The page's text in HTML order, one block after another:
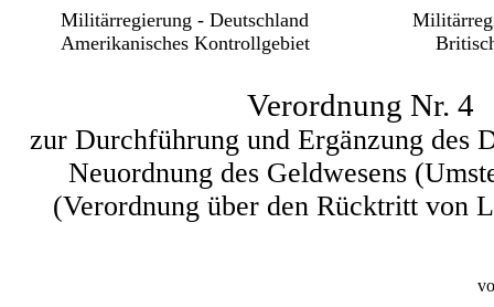
Militärregierung - Deutschland
Amerikanisches Kontrollgebiet
Verordnung Nr. 4
zur Durchführung und Ergänzung des
Neuordnung des Geldwesens
(Verordnung über den Rücktritt von